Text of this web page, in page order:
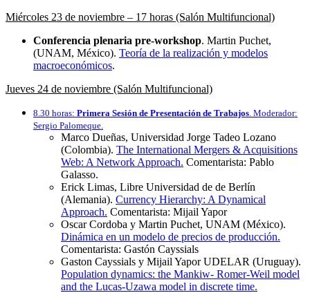
Miércoles 23 de noviembre – 17 horas (Salón Multifuncional)
Conferencia plenaria pre-workshop. Martin Puchet,
(UNAM, México). Teoría de la realización y modelos
macroeconómicos.
Jueves 24 de noviembre (Salón Multifuncional)
8.30 horas: Primera Sesión de Presentación de Trabajos . Moderador:
Sergio Palomeque.
Marco Dueñas, Universidad Jorge Tadeo Lozano
(Colombia). The International Mergers & Acquisitions
Web: A Network Approach. Comentarista: Pablo
Galasso.
Erick Limas, Libre Universidad de de Berlín
(Alemania). Currency Hierarchy: A Dynamical
Approach. Comentarista: Mijail Yapor
Oscar Cordoba y Martin Puchet, UNAM (México).
Dinámica en un modelo de precios de producción.
Comentarista: Gastón Cayssials
Gaston Cayssials y Mijail Yapor UDELAR (Uruguay).
Population dynamics: the Mankiw- Romer-Weil model
and the Lucas-Uzawa model in discrete time.